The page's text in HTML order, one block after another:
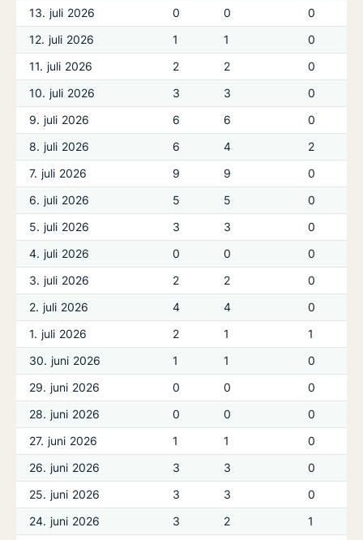
13. juli 2026
0 0
0
12. juli 2026
1 1
0
11. juli 2026
2 2
0
10. juli 2026
3 3
0
9. juli 2026
6 6
0
8. juli 2026
6 4
2
7. juli 2026
9 9
0
6. juli 2026
5 5
0
5. juli 2026
3 3
0
4. juli 2026
0 0
0
3. juli 2026
2 2
0
2. juli 2026
4 4
0
1. juli 2026
2 1
1
30. juni 2026
1 1
0
29. juni 2026
0 0
0
28. juni 2026
0 0
0
27. juni 2026
1 1
0
26. juni 2026
3 3
0
25. juni 2026
3 3
0
24. juni 2026
3 2 1